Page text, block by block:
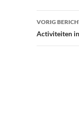
Bericht
VORIG
Activiteiten